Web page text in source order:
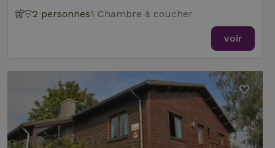
2 personnes1 Chambre à coucher
voir